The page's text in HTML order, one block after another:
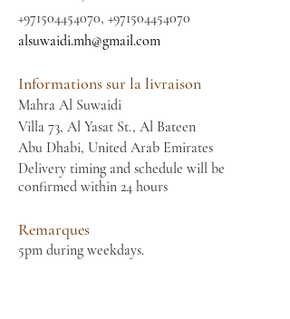
+971504454070, +971504454070
alsuwaidi.mh@gmail.com
Informations sur la livraison
Mahra Al Suwaidi
Villa 73, Al Yasat St., Al Bateen
Abu Dhabi, United Arab Emirates
Delivery timing and schedule will be
confirmed within 24 hours
Remarques
5pm during weekdays.